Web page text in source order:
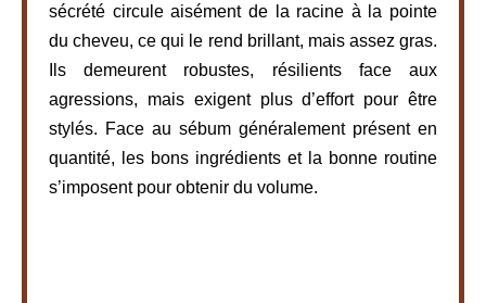
sécrété circule aisément de la racine à la pointe
du cheveu, ce qui le rend brillant, mais assez gras.
Ils demeurent robustes, résilients face aux
agressions, mais exigent plus d’effort pour être
stylés. Face au sébum généralement présent en
quantité, les bons ingrédients et la bonne routine
s’imposent pour obtenir du volume.